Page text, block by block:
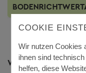
Weitere Themen
COOKIE
Wir nutzen Cookies
ihnen sind
helfen, diese